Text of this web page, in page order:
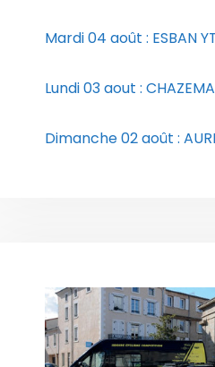
Mardi 04 août : ESBAN
Lundi 03 aout :
Dimanche 02 août :